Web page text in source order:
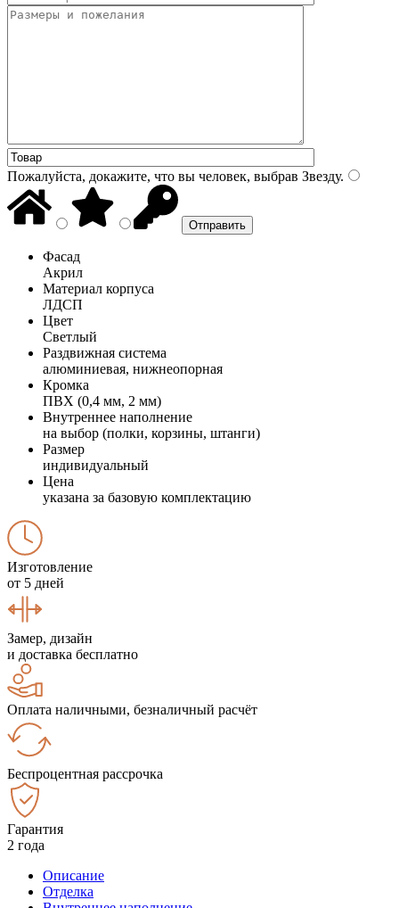
Пожалуйста, докажите, что вы человек, выбрав Звезду.
Фасад
Акрил
Материал корпуса
ЛДСП
Цвет
Светлый
Раздвижная система
алюминиевая, нижнеопорная
Кромка
ПВХ (0,4 мм, 2 мм)
Внутреннее наполнение
на выбор (полки, корзины, штанги)
Размер
индивидуальный
Цена
указана за базовую комплектацию
Изготовление
от 5 дней
Замер, дизайн
и доставка бесплатно
Оплата наличными, безналичный расчёт
Беспроцентная рассрочка
Гарантия
2 года
Описание
Отделка